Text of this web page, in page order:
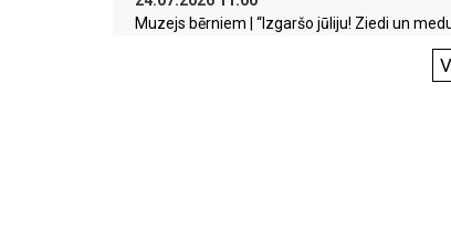
Muzejs bērniem | “Izgaršo jūliju! Ziedi un